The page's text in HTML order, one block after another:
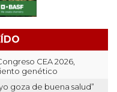
CEA 2026,
genético
goza de buena salud”